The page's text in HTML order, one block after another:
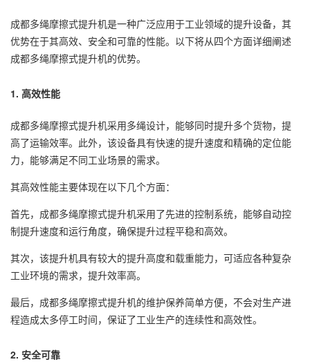
成都多绳摩擦式提升机是一种广泛应用于工业领域的提升设备，其
优势在于其高效、安全和可靠的性能。以下将从四个方面详细阐述
成都多绳摩擦式提升机的优势。
1. 高效性能
成都多绳摩擦式提升机采用多绳设计，能够同时提升多个货物，提
高了运输效率。此外，该设备具有快速的提升速度和精确的定位能
力，能够满足不同工业场景的需求。
其高效性能主要体现在以下几个方面：
首先，成都多绳摩擦式提升机采用了先进的控制系统，能够自动控
制提升速度和运行角度，确保提升过程平稳和高效。
其次，该提升机具有较大的提升高度和载重能力，可适应各种复杂
工业环境的需求，提升效率高。
最后，成都多绳摩擦式提升机的维护保养简单方便，不会对生产进
程造成太多停工时间，保证了工业生产的连续性和高效性。
2. 安全可靠